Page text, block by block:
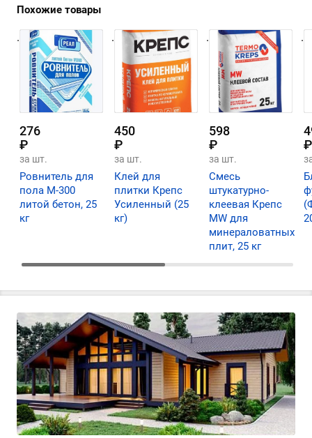
Похожие товары
.
276
₽
за шт.
Ровнитель для
пола М-300
литой бетон, 25
кг
.
450
₽
за шт.
Клей для
плитки Крепс
Усиленный (25
кг)
.
598
₽
за шт.
Смесь
штукатурно-
клеевая Крепс
MW для
минераловатных
плит, 25 кг
.
₽